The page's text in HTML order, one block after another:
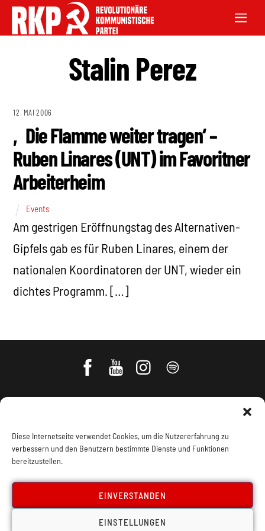
Diese Internetseite verwendet Cookies, um die Nutzererfahrung zu
verbessern und den Benutzern bestimmte Dienste und Funktionen
bereitzustellen.
EINVERSTANDEN
EINSTELLUNGEN
Stalin Perez
12. MAI 2006
‚Die Flamme weiter tragen‘ –
Ruben Linares (UNT) im Favoritner
Arbeiterheim
Events
Am gestrigen Eröffnungstag des Alternativen-
Gipfels gab es für Ruben Linares, einem der
nationalen Koordinatoren der UNT, wieder ein
dichtes Programm. […]
Impressum, Offenlegung Cookie Policy
Datenschutz Kontakt